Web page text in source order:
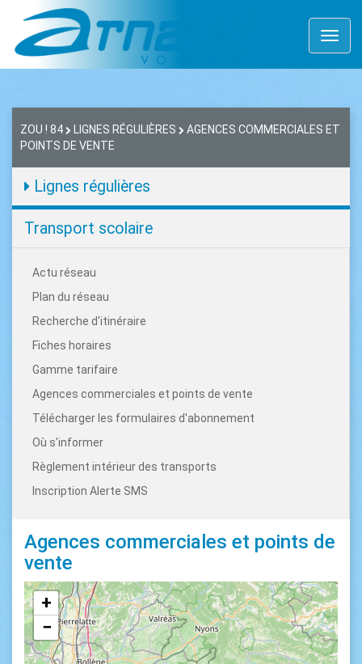
ZOU ! 84 LIGNES RÉGULIÈRES
AGENCES COMMERCIALES ET
POINTS DE VENTE
Lignes régulières
Transport scolaire
Actu réseau
Plan du réseau
Recherche d'itinéraire
Fiches horaires
Gamme tarifaire
Agences commerciales et points de vente
Télécharger les formulaires d'abonnement
Où s'informer
Règlement intérieur des transports
Inscription Alerte SMS
Agences commerciales et points de
vente
+
−